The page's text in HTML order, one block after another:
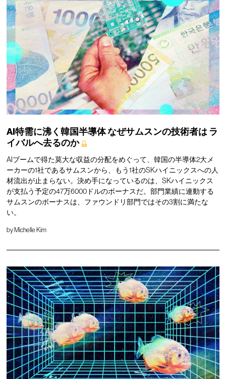
AI特需に沸く韓国半導体なぜサムスンの技術者は ラ
イバルへ去るのか
AIブームで得た莫大な収益の分配をめぐって、韓国の半導体2大メ
ーカーの1社であるサムスンから、もう1社のSKハイニックスへの人
材流出が止まらない。決め手になっているのは、SKハイニックス
が支払う予定の47万6000ドルのボーナスだ。部門業績に連動する
サムスンのボーナスは、ファウンドリ部門ではその3割に満たな
い。
by Michelle Kim